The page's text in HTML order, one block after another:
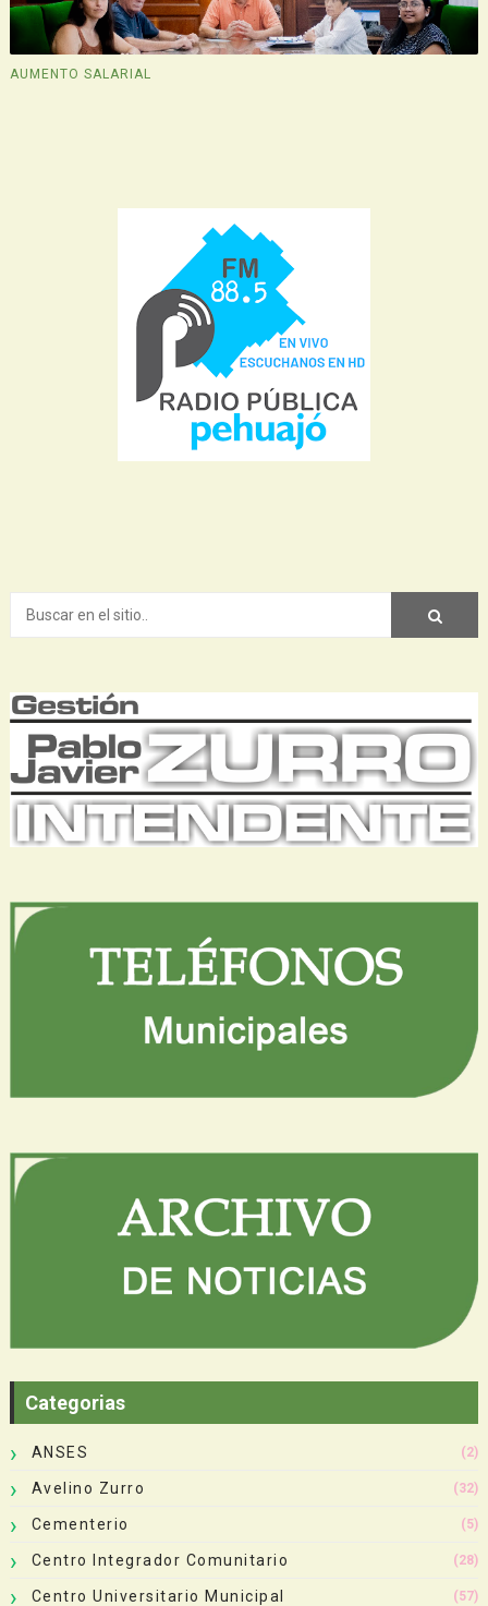
AUMENTO SALARIAL
Categorias
ANSES (2)
Avelino Zurro (32)
Cementerio (5)
Centro Integrador Comunitario (28)
Centro Universitario Municipal (57)